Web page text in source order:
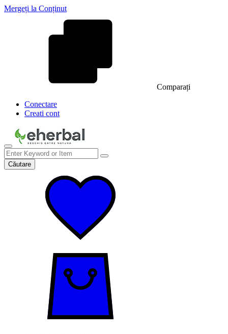
Mergeți la Conținut
Comparați
Conectare
Creati cont
Căutare